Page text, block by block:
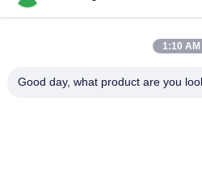
No. 1, vicolo 1199, strada
1:10 AM
Good day, what product are you